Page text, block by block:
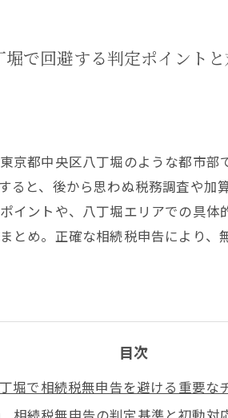
で回避する判定ポイント
京都中央区八丁堀のような都市
と、後から思わぬ税務調査や加
イントや、八丁堀エリアでの具
とめ。正確な相続税申告により
目次
堀で相続税無申告を避ける重要な